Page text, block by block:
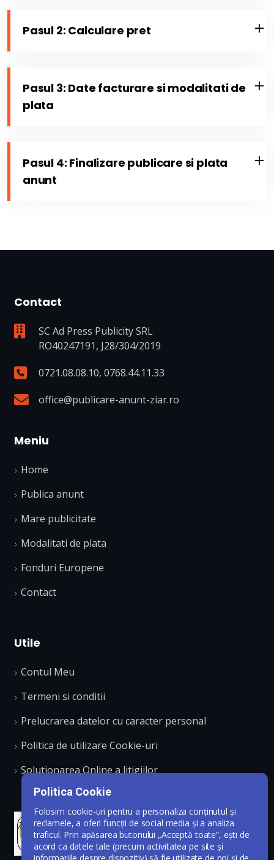
Pasul 2: Calculare pret
Pasul 3: Date facturare si modalitati de
plata
Pasul 4: Finalizare publicare si plata
anunt
Contact
SC Ad Press Publicity SRL
RO40247191, J28/304/2019
0721.08.08.10, 0768.44.11.33
office@publicare-anunt-ziar.ro
Meniu
Home
Publica anunt
Mare publicitate
Modalitati de plata
Fonduri Europene
Contact
Utile
Contul Meu
Termeni si conditii
Prelucrarea datelor cu caracter personal
Politica de utilizare Cookie-uri
Solutionarea Online a litigiilor
Politica Cookie
Folosim cookie-uri pentru a personaliza conținutul și
reclamele, a oferi funcții de social media și a analiza
traficul. Prin apăsarea butonului „Acceptă toate”, ești de
acord ca datele tale (precum activitatea pe site și